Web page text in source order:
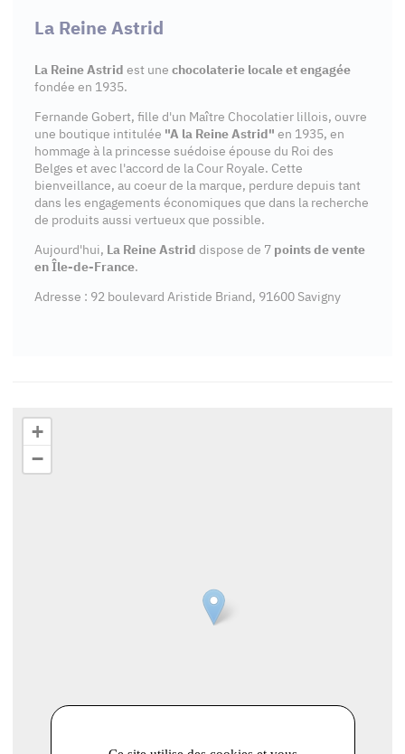
La Reine Astrid
La Reine Astrid est une chocolaterie locale et engagée
fondée en 1935.
Fernande Gobert, fille d'un Maître Chocolatier lillois, ouvre
une boutique intitulée "A la Reine Astrid" en 1935, en
hommage à la princesse suédoise épouse du Roi des
Belges et avec l'accord de la Cour Royale. Cette
bienveillance, au coeur de la marque, perdure depuis tant
dans les engagements économiques que dans la recherche
de produits aussi vertueux que possible.
Aujourd'hui, La Reine Astrid dispose de 7 points de vente
en Île-de-France.
Adresse : 92 boulevard Aristide Briand, 91600 Savigny
+
−